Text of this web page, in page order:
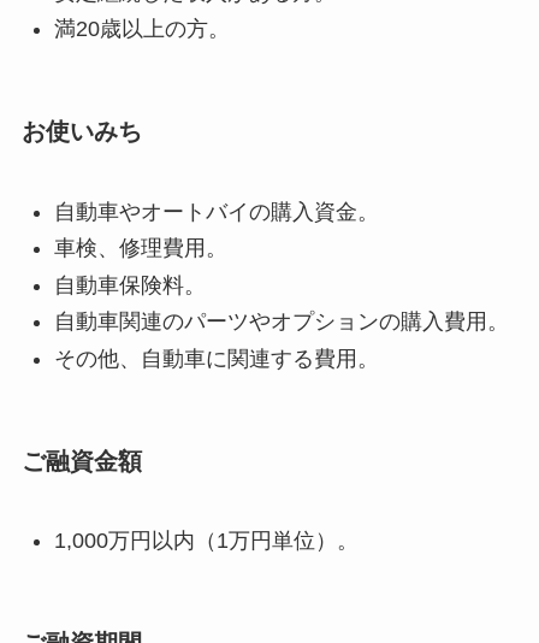
満20歳以上の方。
お使いみち
自動車やオートバイの購入資金。
車検、修理費用。
自動車保険料。
自動車関連のパーツやオプションの購入費用。
その他、自動車に関連する費用。
ご融資金額
1,000万円以内（1万円単位）。